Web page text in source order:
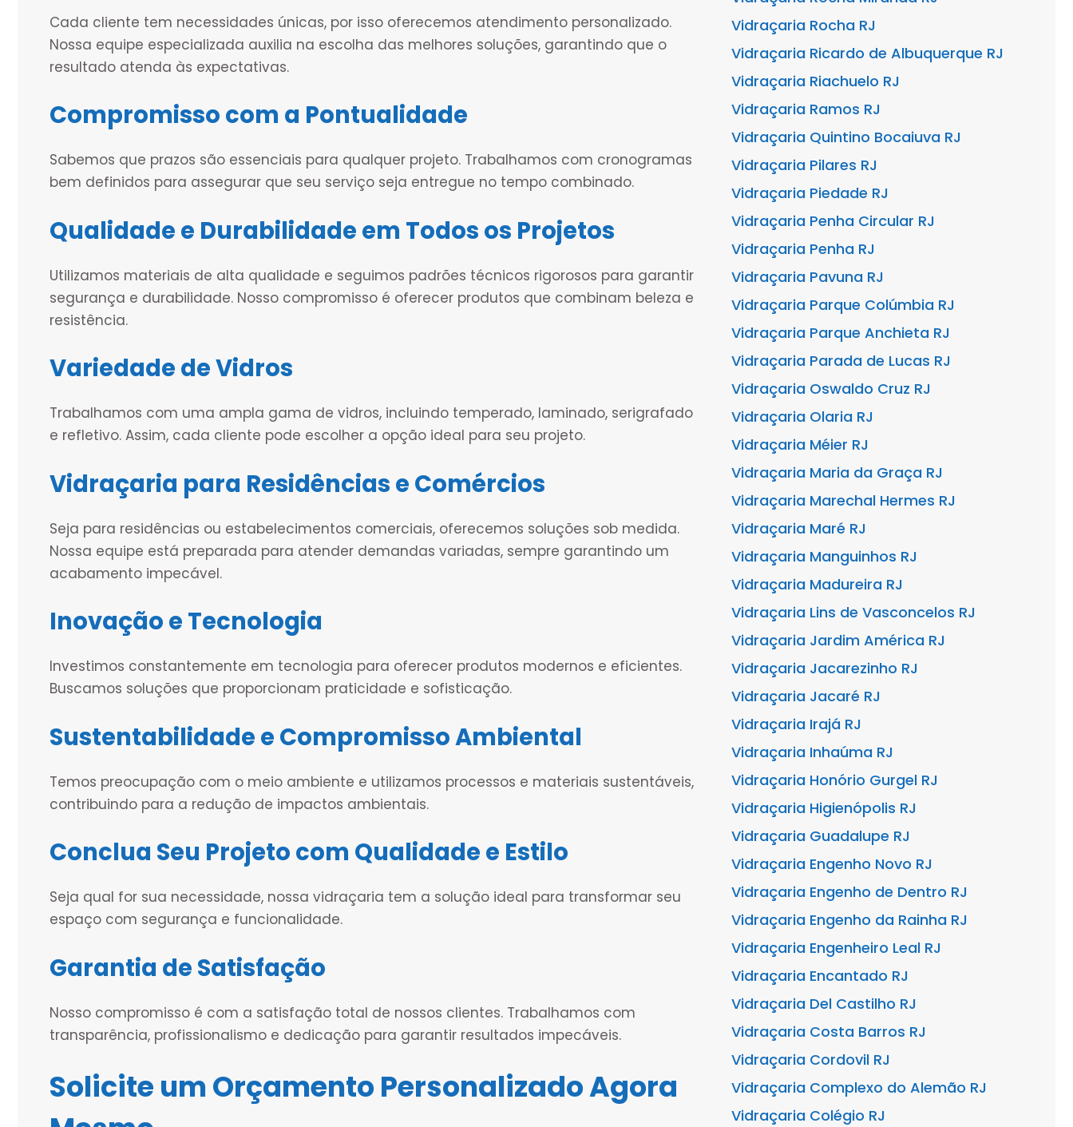
Cada cliente tem necessidades únicas, por isso oferecemos atendimento personalizado.
Nossa equipe especializada auxilia na escolha das melhores soluções, garantindo que o
resultado atenda às expectativas.
Compromisso com a Pontualidade
Sabemos que prazos são essenciais para qualquer projeto. Trabalhamos com cronogramas
bem definidos para assegurar que seu serviço seja entregue no tempo combinado.
Qualidade e Durabilidade em Todos os Projetos
Utilizamos materiais de alta qualidade e seguimos padrões técnicos rigorosos para garantir
segurança e durabilidade. Nosso compromisso é oferecer produtos que combinam beleza e
resistência.
Variedade de Vidros
Trabalhamos com uma ampla gama de vidros, incluindo temperado, laminado, serigrafado
e refletivo. Assim, cada cliente pode escolher a opção ideal para seu projeto.
Vidraçaria para Residências e Comércios
Seja para residências ou estabelecimentos comerciais, oferecemos soluções sob medida.
Nossa equipe está preparada para atender demandas variadas, sempre garantindo um
acabamento impecável.
Inovação e Tecnologia
Investimos constantemente em tecnologia para oferecer produtos modernos e eficientes.
Buscamos soluções que proporcionam praticidade e sofisticação.
Sustentabilidade e Compromisso Ambiental
Temos preocupação com o meio ambiente e utilizamos processos e materiais sustentáveis,
contribuindo para a redução de impactos ambientais.
Conclua Seu Projeto com Qualidade e Estilo
Seja qual for sua necessidade, nossa vidraçaria tem a solução ideal para transformar seu
espaço com segurança e funcionalidade.
Garantia de Satisfação
Nosso compromisso é com a satisfação total de nossos clientes. Trabalhamos com
transparência, profissionalismo e dedicação para garantir resultados impecáveis.
Solicite um Orçamento Personalizado Agora
Vidraçaria Rocha RJ
Vidraçaria Ricardo de Albuquerque RJ
Vidraçaria Riachuelo RJ
Vidraçaria Ramos RJ
Vidraçaria Quintino Bocaiuva RJ
Vidraçaria Pilares RJ
Vidraçaria Piedade RJ
Vidraçaria Penha Circular RJ
Vidraçaria Penha RJ
Vidraçaria Pavuna RJ
Vidraçaria Parque Colúmbia RJ
Vidraçaria Parque Anchieta RJ
Vidraçaria Parada de Lucas RJ
Vidraçaria Oswaldo Cruz RJ
Vidraçaria Olaria RJ
Vidraçaria Méier RJ
Vidraçaria Maria da Graça RJ
Vidraçaria Marechal Hermes RJ
Vidraçaria Maré RJ
Vidraçaria Manguinhos RJ
Vidraçaria Madureira RJ
Vidraçaria Lins de Vasconcelos RJ
Vidraçaria Jardim América RJ
Vidraçaria Jacarezinho RJ
Vidraçaria Jacaré RJ
Vidraçaria Irajá RJ
Vidraçaria Inhaúma RJ
Vidraçaria Honório Gurgel RJ
Vidraçaria Higienópolis RJ
Vidraçaria Guadalupe RJ
Vidraçaria Engenho Novo RJ
Vidraçaria Engenho de Dentro RJ
Vidraçaria Engenho da Rainha RJ
Vidraçaria Engenheiro Leal RJ
Vidraçaria Encantado RJ
Vidraçaria Del Castilho RJ
Vidraçaria Costa Barros RJ
Vidraçaria Cordovil RJ
Vidraçaria Complexo do Alemão RJ
Vidraçaria Colégio RJ